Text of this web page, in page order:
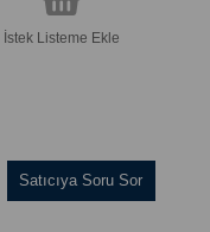
İstek Listeme Ekle
Satıcıya Soru Sor